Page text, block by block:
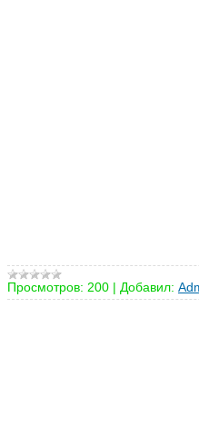
Просмотров: 200 | Добавил: